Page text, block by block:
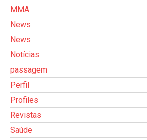
MMA
News
News
Notícias
passagem
Perfil
Profiles
Revistas
Saúde